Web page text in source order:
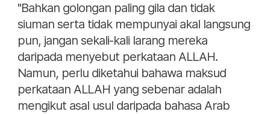
"Bahkan golongan paling gila dan tidak
siuman serta tidak mempunyai akal langsung
pun, jangan sekali-kali larang mereka
daripada menyebut perkataan ALLAH.
Namun, perlu diketahui bahawa maksud
perkataan ALLAH yang sebenar adalah
mengikut asal usul daripada bahasa Arab